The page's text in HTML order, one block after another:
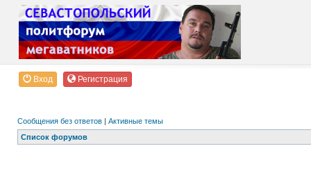
Вход Регистрация
Сообщения без ответов | Активные темы
Список форумов